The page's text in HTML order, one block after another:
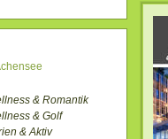
& Romantik
& Golf
& Aktiv